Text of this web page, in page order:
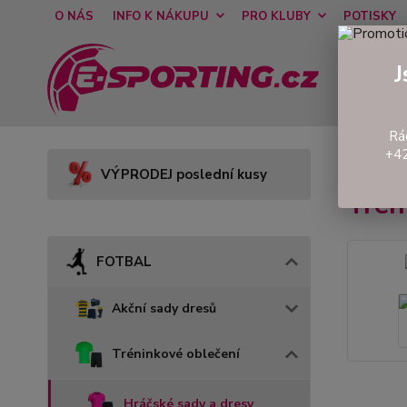
O NÁS INFO K NÁKUPU PRO KLUBY POTISKY
VÝPRODEJ poslední kusy
FOTBAL
Akční sady dresů
Tréninkové oblečení